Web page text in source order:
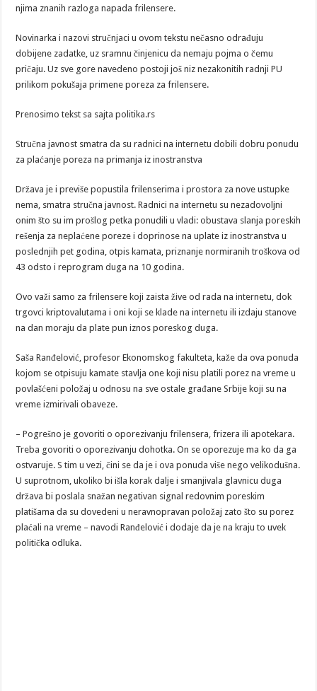
njima znanih razloga napada frilensere.
Novinarka i nazovi stručnjaci u ovom tekstu nečasno odrađuju
dobijene zadatke, uz sramnu činjenicu da nemaju pojma o čemu
pričaju. Uz sve gore navedeno postoji još niz nezakonitih radnji PU
prilikom pokušaja primene poreza za frilensere.
Prenosimo tekst sa sajta politika.rs
Stručna javnost smatra da su radnici na internetu dobili dobru ponudu
za plaćanje poreza na primanja iz inostranstva
Država je i previše popustila frilenserima i prostora za nove ustupke
nema, smatra stručna javnost. Radnici na internetu su nezadovoljni
onim što su im prošlog petka ponudili u vladi: obustava slanja poreskih
rešenja za neplaćene poreze i doprinose na uplate iz inostranstva u
poslednjih pet godina, otpis kamata, priznanje normiranih troškova od
43 odsto i reprogram duga na 10 godina.
Ovo važi samo za frilensere koji zaista žive od rada na internetu, dok
trgovci kriptovalutama i oni koji se klade na internetu ili izdaju stanove
na dan moraju da plate pun iznos poreskog duga.
Saša Ranđelović, profesor Ekonomskog fakulteta, kaže da ova ponuda
kojom se otpisuju kamate stavlja one koji nisu platili porez na vreme u
povlašćeni položaj u odnosu na sve ostale građane Srbije koji su na
vreme izmirivali obaveze.
– Pogrešno je govoriti o oporezivanju frilensera, frizera ili apotekara.
Treba govoriti o oporezivanju dohotka. On se oporezuje ma ko da ga
ostvaruje. S tim u vezi, čini se da je i ova ponuda više nego velikodušna.
U suprotnom, ukoliko bi išla korak dalje i smanjivala glavnicu duga
država bi poslala snažan negativan signal redovnim poreskim
platišama da su dovedeni u neravnopravan položaj zato što su porez
plaćali na vreme – navodi Ranđelović i dodaje da je na kraju to uvek
politička odluka.